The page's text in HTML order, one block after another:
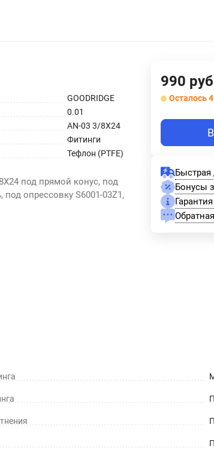
GOODRIDGE
0.01
AN-03 3/8X24
Фитинги
Тефлон (PTFE)
под прямой конус, под
под опрессовку S6001-03Z1,
990
Осталось
Быстрая
Бонусы